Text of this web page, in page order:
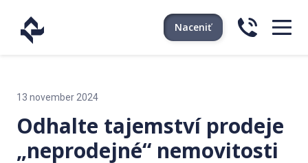
Naceniť
13 november 2024
Odhalte tajemství prodeje
„neprodejné“ nemovitosti